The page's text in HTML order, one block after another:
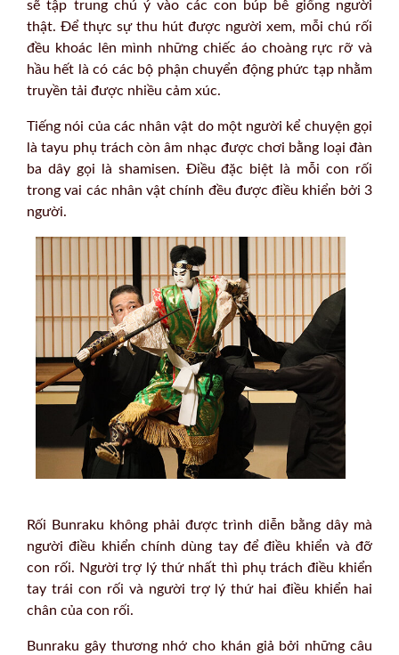
sẽ tập trung chú ý vào các con búp bê giống người
thật. Để thực sự thu hút được người xem, mỗi chú rối
đều khoác lên mình những chiếc áo choàng rực rỡ và
hầu hết là có các bộ phận chuyển động phức tạp nhằm
truyền tải được nhiều cảm xúc.
Tiếng nói của các nhân vật do một người kể chuyện gọi
là tayu phụ trách còn âm nhạc được chơi bằng loại đàn
ba dây gọi là shamisen. Điều đặc biệt là mỗi con rối
trong vai các nhân vật chính đều được điều khiển bởi 3
người.
Rối Bunraku không phải được trình diễn bằng dây mà
người điều khiển chính dùng tay để điều khiển và đỡ
con rối. Người trợ lý thứ nhất thì phụ trách điều khiển
tay trái con rối và người trợ lý thứ hai điều khiển hai
chân của con rối.
Bunraku gây thương nhớ cho khán giả bởi những câu